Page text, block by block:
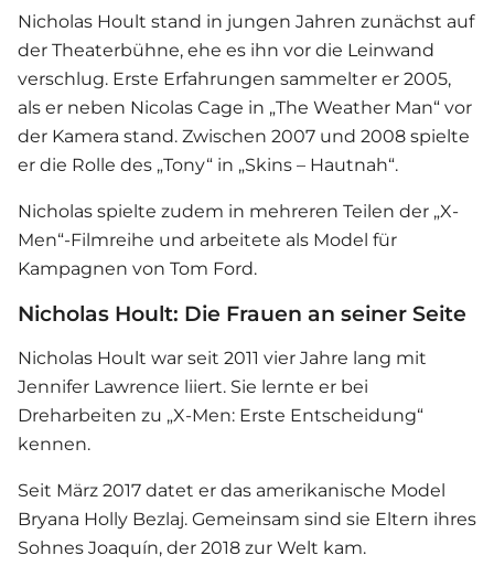
Nicholas Hoult stand in jungen Jahren zunächst auf
der Theaterbühne, ehe es ihn vor die Leinwand
verschlug. Erste Erfahrungen sammelter er 2005,
als er neben Nicolas Cage in „The Weather Man“ vor
der Kamera stand. Zwischen 2007 und 2008 spielte
er die Rolle des „Tony“ in „Skins – Hautnah“.
Nicholas spielte zudem in mehreren Teilen der „X-
Men“-Filmreihe und arbeitete als Model für
Kampagnen von Tom Ford.
Nicholas Hoult: Die Frauen an seiner Seite
Nicholas Hoult war seit 2011 vier Jahre lang mit
Jennifer Lawrence liiert. Sie lernte er bei
Dreharbeiten zu „X-Men: Erste Entscheidung“
kennen.
Seit März 2017 datet er das amerikanische Model
Bryana Holly Bezlaj. Gemeinsam sind sie Eltern ihres
Sohnes Joaquín, der 2018 zur Welt kam.